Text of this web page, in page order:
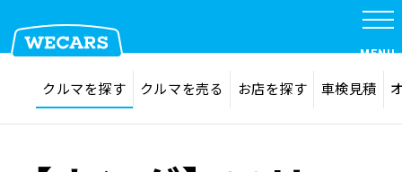
在庫検索 サイト内検索
MENU
クルマを探す
クルマを探す クルマを売る お店を探す 車検見積